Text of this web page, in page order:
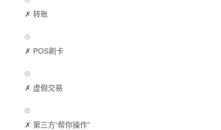
✗ 转账
✗ POS刷卡
✗ 虚假交易
✗ 第三方“帮你操作”